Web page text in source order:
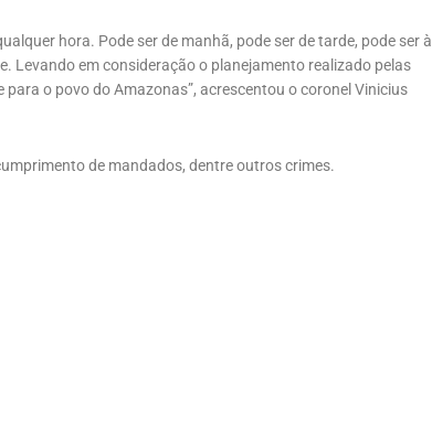
hora. Pode ser de manhã, pode ser de tarde, pode ser à
Levando em consideração o planejamento realizado pelas
o povo do Amazonas”, acrescentou o coronel Vinicius
de mandados, dentre outros crimes.